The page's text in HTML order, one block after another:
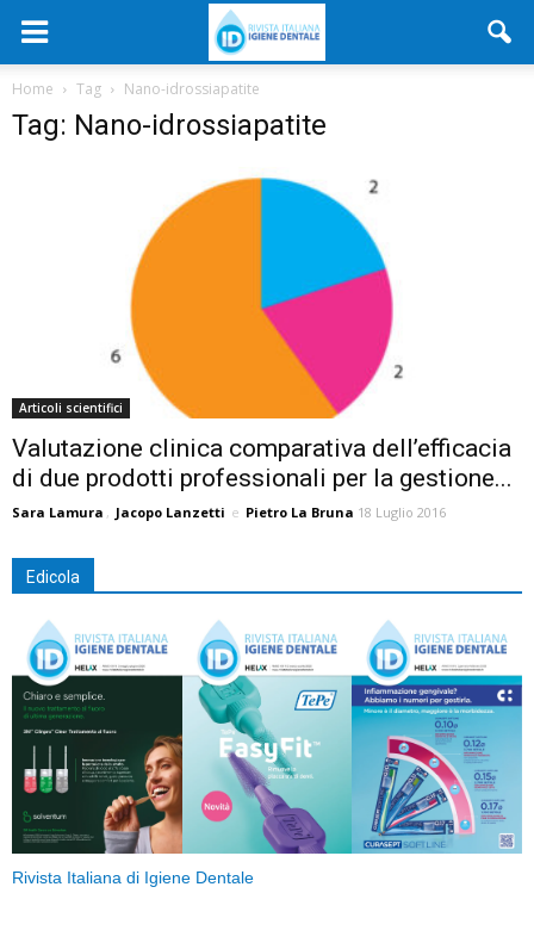
Home Tag Nano-idrossiapatite
Tag: Nano-idrossiapatite
Articoli scientifici
Valutazione clinica comparativa dell’efficacia
di due prodotti professionali per la gestione...
Sara Lamura , Jacopo Lanzetti e Pietro La Bruna 18 Luglio 2016
Edicola
Rivista Italiana di Igiene Dentale